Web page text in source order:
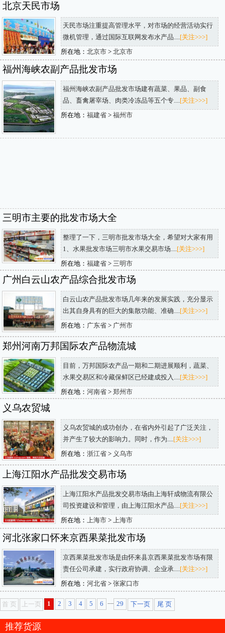
北京天民市场
天民市场注重提高管理水平，对市场的经营活动实行
微机管理，通过国际互联网发布水产品....[关注>>>]
所在地： 北京市> 北京市
福州海峡农副产品批发市场
福州海峡农副产品批发市场建有蔬菜、果品、副食
品、畜禽屠宰场、肉类冷冻品等五个专....[关注>>>]
所在地： 福建省> 福州市
三明市主要的批发市场大全
整理了一下，三明市批发市场大全，希望对大家有用
1、水果批发市场三明市水果交易市场....[关注>>>]
所在地： 福建省> 三明市
广州白云山农产品综合批发市场
白云山农产品批发市场几年来的发展实践，充分显示
出其自身具有的巨大的集散功能、准确....[关注>>>]
所在地： 广东省> 广州市
郑州河南万邦国际农产品物流城
目前，万邦国际农产品一期和二期进展顺利，蔬菜、
水果交易区和冷藏保鲜区已经建成投入....[关注>>>]
所在地： 河南省> 郑州市
义乌农贸城
义乌农贸城的成功创办，在省内外引起了广泛关注，
并产生了较大的影响力。同时，作为....[关注>>>]
所在地： 浙江省> 义乌市
上海江阳水产品批发交易市场
上海江阳水产品批发交易市场由上海轩成物流有限公
司投资建设和管理，由上海江阳水产品.... [关注>>>]
所在地： 上海市> 上海市
河北张家口怀来京西果菜批发市场
京西果菜批发市场是由怀来县京西果菜批发市场有限
责任公司承建，实行政府协调、企业承.... [关注>>>]
所在地： 河北省> 张家口市
首 页 上一页 1 2 3 4 5 6 29 下一页 尾 页
推荐货源